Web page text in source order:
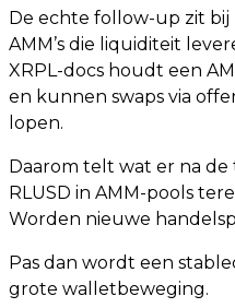
De echte follow-up zit bij
AMM’s die liquiditeit
XRPL-docs houdt een
en kunnen swaps via
lopen.
Daarom telt wat er na
RLUSD in AMM-pools
Worden nieuwe
Pas dan wordt een
grote walletbeweging.